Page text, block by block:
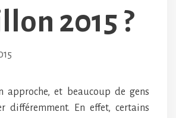
2015 ?
approche, et beaucoup de gens
différemment. En effet, certains